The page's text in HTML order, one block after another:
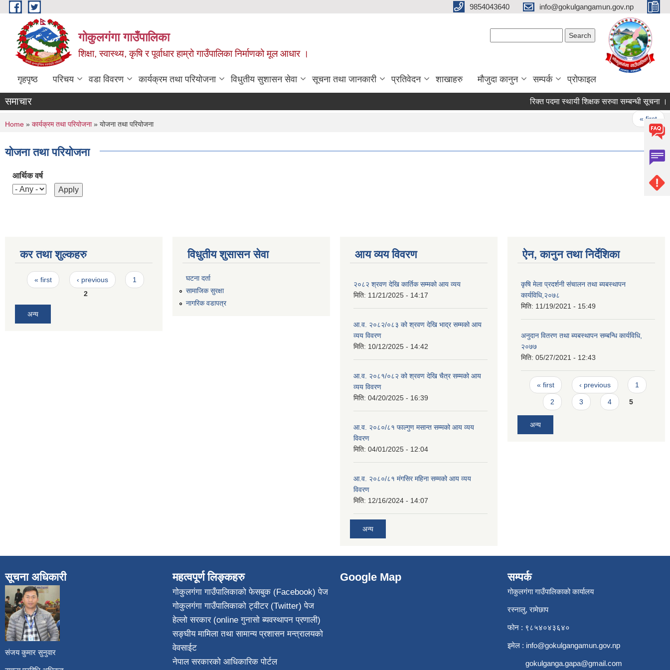
Skip to main content 9854043640 info@gokulgangamun.gov.np
गोकुलगंगा गाउँपालिका
शिक्षा, स्वास्थ्य, कृषि र पूर्वाधार हाम्रो गाउँपालिका निर्माणको मूल आधार ।
गृहपृष्ठ परिचय वडा विवरण कार्यक्रम तथा परियोजना विधुतीय सुशासन सेवा सूचना तथा जानकारी प्रतिवेदन शाखाहरु मौजुदा कानुन सम्पर्क प्रोफाइल
समाचार रिक्त पदमा स्थायी शिक्षक सरुवा सम्बन्धी सूचना ।
« first
You are here
Home » कार्यक्रम तथा परियोजना» योजना तथा परियोजना
योजना तथा परियोजना
आर्थिक वर्ष
कर तथा शुल्कहरु
Pages
« first ‹ previous
1
2
अन्य
विधुतीय शुसासन सेवा
घटना दर्ता
सामाजिक सुरक्षा
नागरिक वडापत्र
आय व्यय विवरण
२०८२ श्रवण देखि कार्तिक सम्मको आय व्यय
मिति: 11/21/2025 - 14:17
आ.व. २०८२/०८३ को श्रवण देखि भाद्र सम्मको आय
व्यय विवरण
मिति: 10/12/2025 - 14:42
आ.व. २०८१/०८२ को श्रवण देखि चैत्र सम्मको आय
व्यय विवरण
मिति: 04/20/2025 - 16:39
आ.व. २०८०/८१ फाल्गुण मसान्त सम्मको आय व्यय
विवरण
मिति: 04/01/2025 - 12:04
आ.व. २०८०/८१ मंगसिर महिना सम्मको आय व्यय
विवरण
मिति: 12/16/2024 - 14:07
अन्य
ऐन, कानुन तथा निर्देशिका
कृषि मेला प्रदर्शनी संचालन तथा ब्यबस्थापन
कार्यविधि,२०७८
मिति: 11/19/2021 - 15:49
अनुदान वितरण तथा ब्यबस्थापन सम्बन्धि कार्यविधि,
२०७७
मिति: 05/27/2021 - 12:43
Pages
« first ‹ previous 1
2 3 4 5
अन्य
सूचना अधिकारी
संजय कुमार सुनुवार
महत्वपूर्ण लिङ्कहरु
गोकुलगंगा गाउँपालिकाको फेसबुक (Facebook) पेज
गोकुलगंगा गाउँपालिकाको ट्वीटर (Twitter) पेज
हेल्लो सरकार (online गुनासो ब्यवस्थापन प्रणाली)
सङ्घीय मामिला तथा सामान्य प्रशासन मन्त्रालयको
वेवसाईट
नेपाल सरकारको आधिकारिक पोर्टल
Google Map सम्पर्क
गोकुलगंगा गाउँपालिकाको कार्यालय
रस्नालु, रामेछाप
फोन : ९८५४०४३६४०
इमेल : info@gokulgangamun.gov.np
gokulganga.gapa@gmail.com